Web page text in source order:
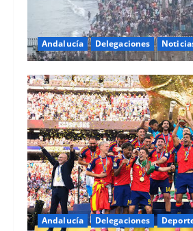
Andalucía Delegaciones
Andalucía Delegaciones